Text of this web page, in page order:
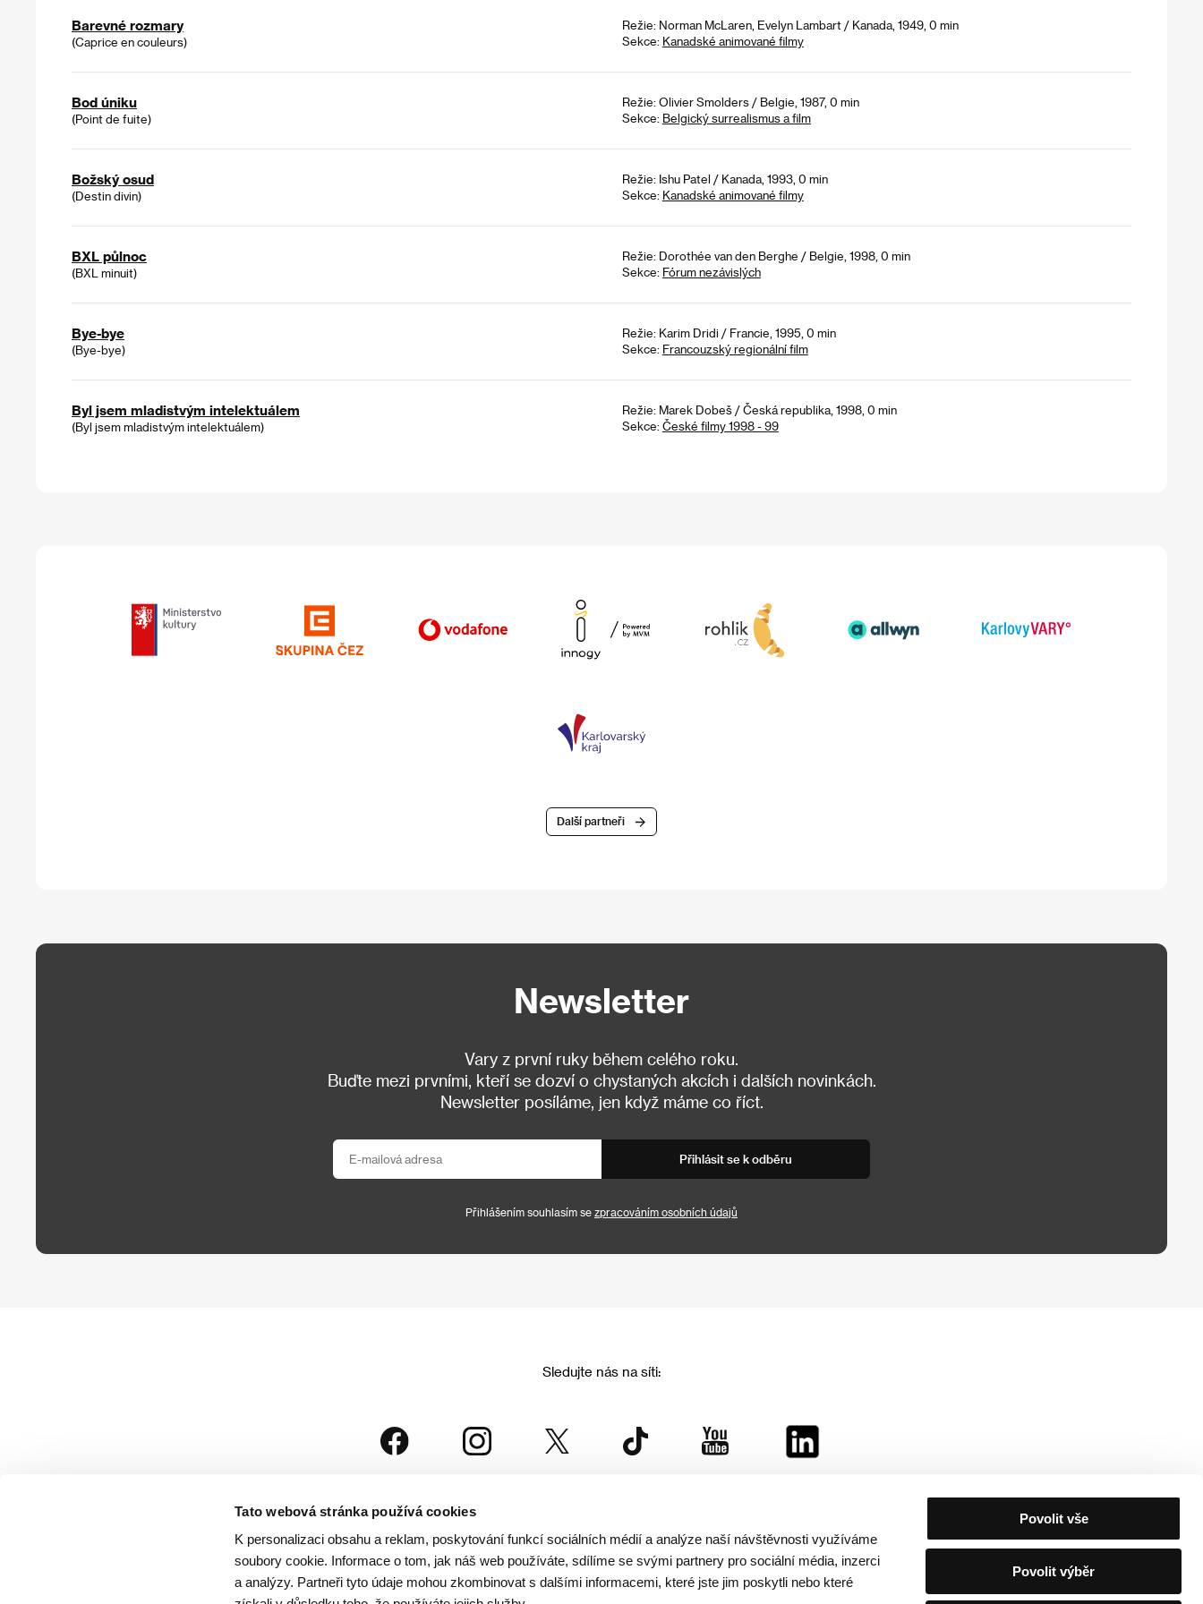
Tato webová stránka používá cookies
K personalizaci obsahu a reklam, poskytování funkcí sociálních médií a analýze naší návštěvnosti využíváme
soubory cookie. Informace o tom, jak náš web používáte, sdílíme se svými partnery pro sociální média, inzerci
a analýzy. Partneři tyto údaje mohou zkombinovat s dalšími informacemi, které jste jim poskytli nebo které
Povolit vše
Povolit výběr
Barevné rozmary
(Caprice en couleurs)
Režie: Norman McLaren, Evelyn Lambart / Kanada, 1949, 0 min
Sekce: Kanadské animované filmy
Bod úniku
(Point de fuite)
Režie: Olivier Smolders / Belgie, 1987, 0 min
Sekce: Belgický surrealismus a film
Božský osud
(Destin divin)
Režie: Ishu Patel / Kanada, 1993, 0 min
Sekce: Kanadské animované filmy
BXL půlnoc
(BXL minuit)
Režie: Dorothée van den Berghe / Belgie, 1998, 0 min
Sekce: Fórum nezávislých
Bye-bye
(Bye-bye)
Režie: Karim Dridi / Francie, 1995, 0 min
Sekce: Francouzský regionální film
Byl jsem mladistvým intelektuálem
(Byl jsem mladistvým intelektuálem)
Režie: Marek Dobeš / Česká republika, 1998, 0 min
Sekce: České filmy 1998 - 99
Další partneři
Newsletter
Vary z první ruky během celého roku.
Buďte mezi prvními, kteří se dozví o chystaných akcích i dalších novinkách.
Newsletter posíláme, jen když máme co říct.
Přihlásit se k odběru
Přihlášením souhlasím se zpracováním osobních údajů
Sledujte nás na síti:
je součástí rodiny KVIFF Group, která zastřešuje i další projekty: